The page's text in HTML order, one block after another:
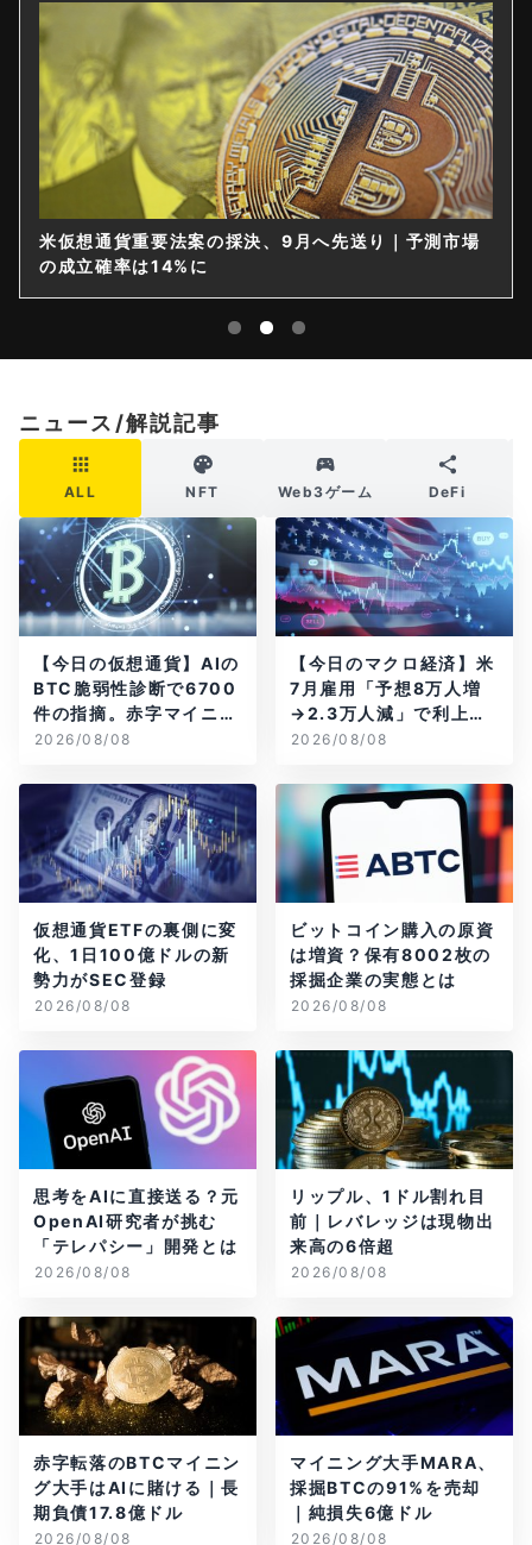
米仮想通貨重要法案の採決、9月へ先送り｜予測市場
の成立確率は14%に
ニュース/解説記事
ALL NFT Web3ゲーム DeFi
【今日の仮想通貨】AIの
BTC脆弱性診断で6700
件の指摘。赤字マイニン
グ企業はAIに賭ける
2026/08/08
【今日のマクロ経済】米
7月雇用「予想8万人増
→2.3万人減」で利上げ
観測後退
2026/08/08
仮想通貨ETFの裏側に変
化、1日100億ドルの新
勢力がSEC登録
2026/08/08
ビットコイン購入の原資
は増資？保有8002枚の
採掘企業の実態とは
2026/08/08
思考をAIに直接送る？元
OpenAI研究者が挑む
「テレパシー」開発とは
2026/08/08
リップル、1ドル割れ目
前｜レバレッジは現物出
来高の6倍超
2026/08/08
赤字転落のBTCマイニン
グ大手はAIに賭ける｜長
期負債17.8億ドル
2026/08/08
マイニング大手MARA、
採掘BTCの91%を売却
｜純損失6億ドル
2026/08/08